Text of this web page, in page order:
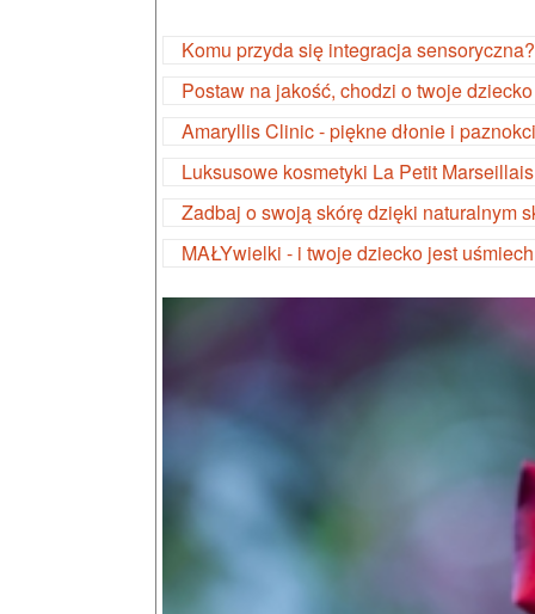
Komu przyda się integracja sensoryczna?
Postaw na jakość, chodzi o twoje dziecko
Amaryllis Clinic - piękne dłonie i
Luksusowe kosmetyki La Petit Marseillais
Zadbaj o swoją skórę dzięki naturalnym
MAŁYwielki - i twoje dziecko jest